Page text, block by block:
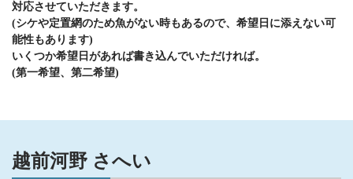
対応させていただきます。
(シケや定置網のため魚がない時もあるので、希望日に添えない可
能性もあります)
いくつか希望日があれば書き込んでいただければ。
(第一希望、第二希望)
越前河野 さへい